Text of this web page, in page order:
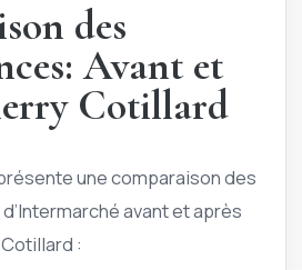
des
Avant et
Cotillard
une comparaison des
avant et après
: